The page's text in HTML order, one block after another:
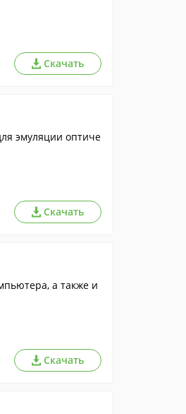
Скачать
эмуляции оптиче
Скачать
а также и
Скачать